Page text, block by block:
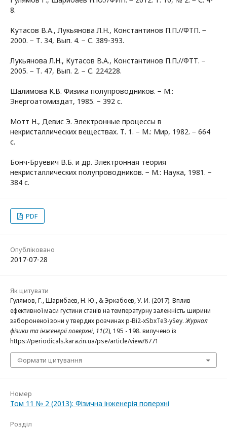
8.
Кутасов В.А., Лукьянова Л.Н., Константинов П.П.//ФТП. −
2000. − Т. 34, Вып. 4. − С. 389-393.
Лукьянова Л.Н., Кутасов В.А., Константинов П.П.//ФТТ. −
2005. − Т. 47, Вып. 2. − С. 224228.
Шалимова К.В. Физика полупроводников. − М.:
Энергоатомиздат, 1985. − 392 с.
Мотт Н., Девис Э. Электронные процессы в
некристаллических веществах. Т. 1. − М.: Мир, 1982. − 664
с.
Бонч-Бруевич В.Б. и др. Электронная теория
некристаллических полупроводников. − М.: Наука, 1981. −
384 с.
PDF
Опубліковано
2017-07-28
Як цитувати
Гулямов, Г., Шарибаев, Н. Ю., & Эркабоев, У. И. (2017). Вплив
ефективної маси густини станів на температурну залежність ширини
забороненої зони у твердих розчинах p-Bі2-xSbxTe3-ySey.Журнал
фізики та інженерії поверхні, 11(2), 195 - 198. вилучено із
https://periodicals.karazin.ua/pse/article/view/8771
Формати цитування
Номер
Том 11 № 2 (2013): Фізична інженерія поверхні
Розділ